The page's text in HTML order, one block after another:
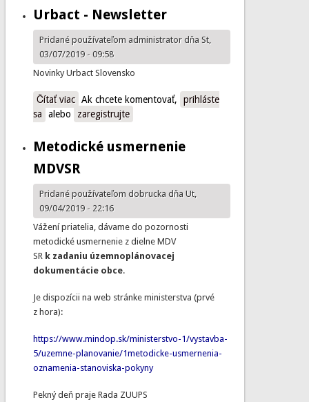
Urbact - Newsletter
Pridané používateľom administratordňa St,
03/07/2019 - 09:58
Novinky Urbact Slovensko
Čítať viaco Urbact - Newsletter
Ak chcete komentovať,
prihláste
sa
alebo zaregistrujte
Metodické usmernenie
MDVSR
Pridané používateľom dobruckadňa Ut,
09/04/2019 - 22:16
Vážení priatelia, dávame do pozornosti
metodické usmernenie z dielne MDV
SR k zadaniu územnoplánovacej
dokumentácie obce.
Je dispozícii na web stránke ministerstva (prvé
z hora):
https://www.mindop.sk/ministerstvo-1/vystavba-
5/uzemne-planovanie/1metodicke-usmernenia-
oznamenia-stanoviska-pokyny
Pekný deň praje Rada ZUUPS